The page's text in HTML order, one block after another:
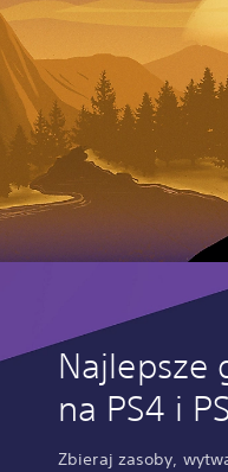
Najlepsze
na PS4 i
Zbieraj zasoby,